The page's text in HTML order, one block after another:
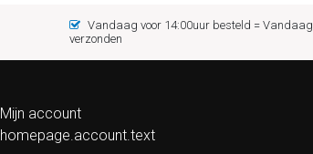
Vandaag voor 14:00uur besteld = Vandaag
verzonden
Mijn account
homepage.account.text